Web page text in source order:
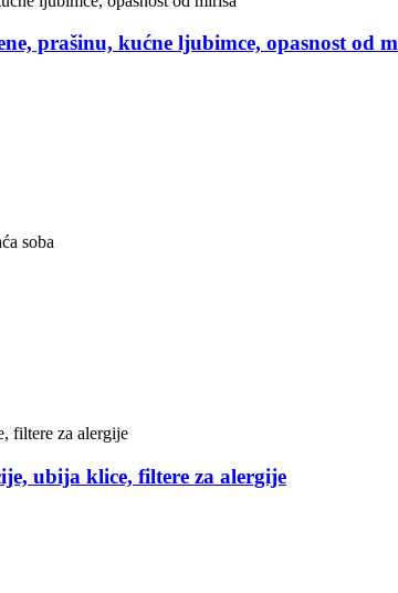
prašinu, kućne ljubimce, opasnost od
soba
ubija klice, filtere za alergije